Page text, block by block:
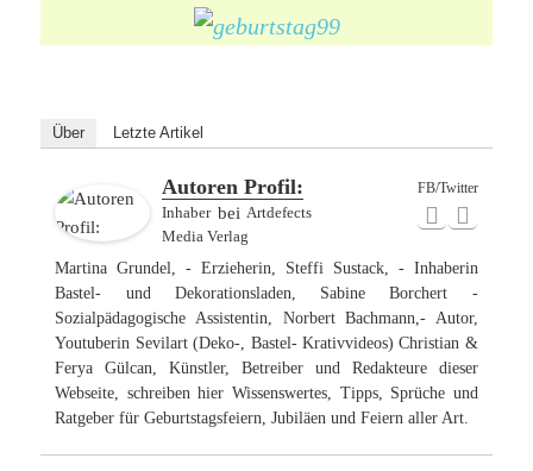
Über Letzte Artikel
FB/Twitter
Autoren Profil:
Inhaberbei Artdefects
Media Verlag
Martina Grundel, - Erzieherin, Steffi Sustack, - Inhaberin
Bastel- und Dekorationsladen, Sabine Borchert -
Sozialpädagogische Assistentin, Norbert Bachmann,- Autor,
Youtuberin Sevilart (Deko-, Bastel- Krativvideos) Christian &
Ferya Gülcan, Künstler, Betreiber und Redakteure dieser
Webseite, schreiben hier Wissenswertes, Tipps, Sprüche und
Ratgeber für Geburtstagsfeiern, Jubiläen und Feiern aller Art.